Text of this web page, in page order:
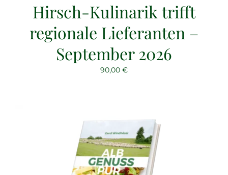
Hirsch-Kulinarik trifft
regionale Lieferanten –
September 2026
90,00 €